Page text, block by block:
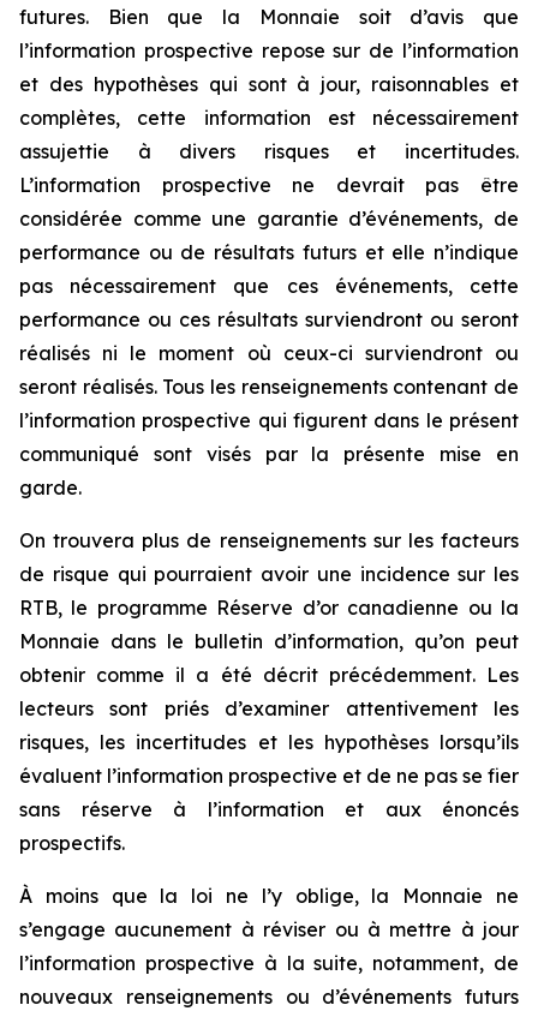
futures. Bien que la Monnaie soit d’avis que
l’information prospective repose sur de l’information
et des hypothèses qui sont à jour, raisonnables et
complètes, cette information est nécessairement
assujettie à divers risques et incertitudes.
L’information prospective ne devrait pas être
considérée comme une garantie d’événements, de
performance ou de résultats futurs et elle n’indique
pas nécessairement que ces événements, cette
performance ou ces résultats surviendront ou seront
réalisés ni le moment où ceux-ci surviendront ou
seront réalisés. Tous les renseignements contenant de
l’information prospective qui figurent dans le présent
communiqué sont visés par la présente mise en
garde.
On trouvera plus de renseignements sur les facteurs
de risque qui pourraient avoir une incidence sur les
RTB, le programme Réserve d’or canadienne ou la
Monnaie dans le bulletin d’information, qu’on peut
obtenir comme il a été décrit précédemment. Les
lecteurs sont priés d’examiner attentivement les
risques, les incertitudes et les hypothèses lorsqu’ils
évaluent l’information prospective et de ne pas se fier
sans réserve à l’information et aux énoncés
prospectifs.
À moins que la loi ne l’y oblige, la Monnaie ne
s’engage aucunement à réviser ou à mettre à jour
l’information prospective à la suite, notamment, de
nouveaux renseignements ou d’événements futurs